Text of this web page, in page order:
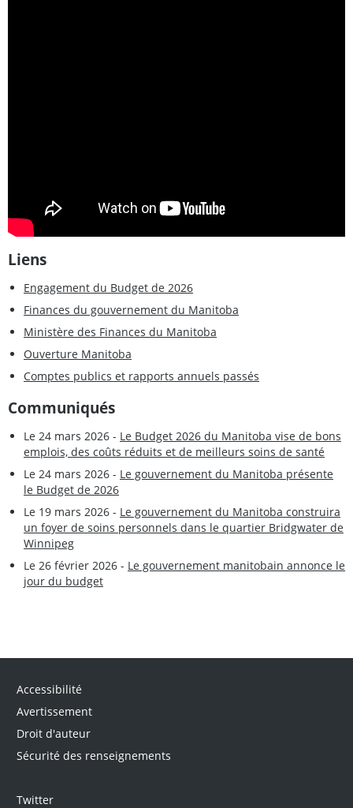
Liens
Engagement du Budget de 2026
Finances du gouvernement du Manitoba
Ministère des Finances du Manitoba
Ouverture Manitoba
Comptes publics et rapports annuels passés
Communiqués
Le 24 mars 2026 - Le Budget 2026 du Manitoba vise de bons
emplois, des coûts réduits et de meilleurs soins de santé
Le 24 mars 2026 - Le gouvernement du Manitoba présente
le Budget de 2026
Le 19 mars 2026 - Le gouvernement du Manitoba construira
un foyer de soins personnels dans le quartier Bridgwater de
Winnipeg
Le 26 février 2026 - Le gouvernement manitobain annonce le
jour du budget
Accessibilité
Avertissement
Droit d'auteur
Sécurité des renseignements
Twitter